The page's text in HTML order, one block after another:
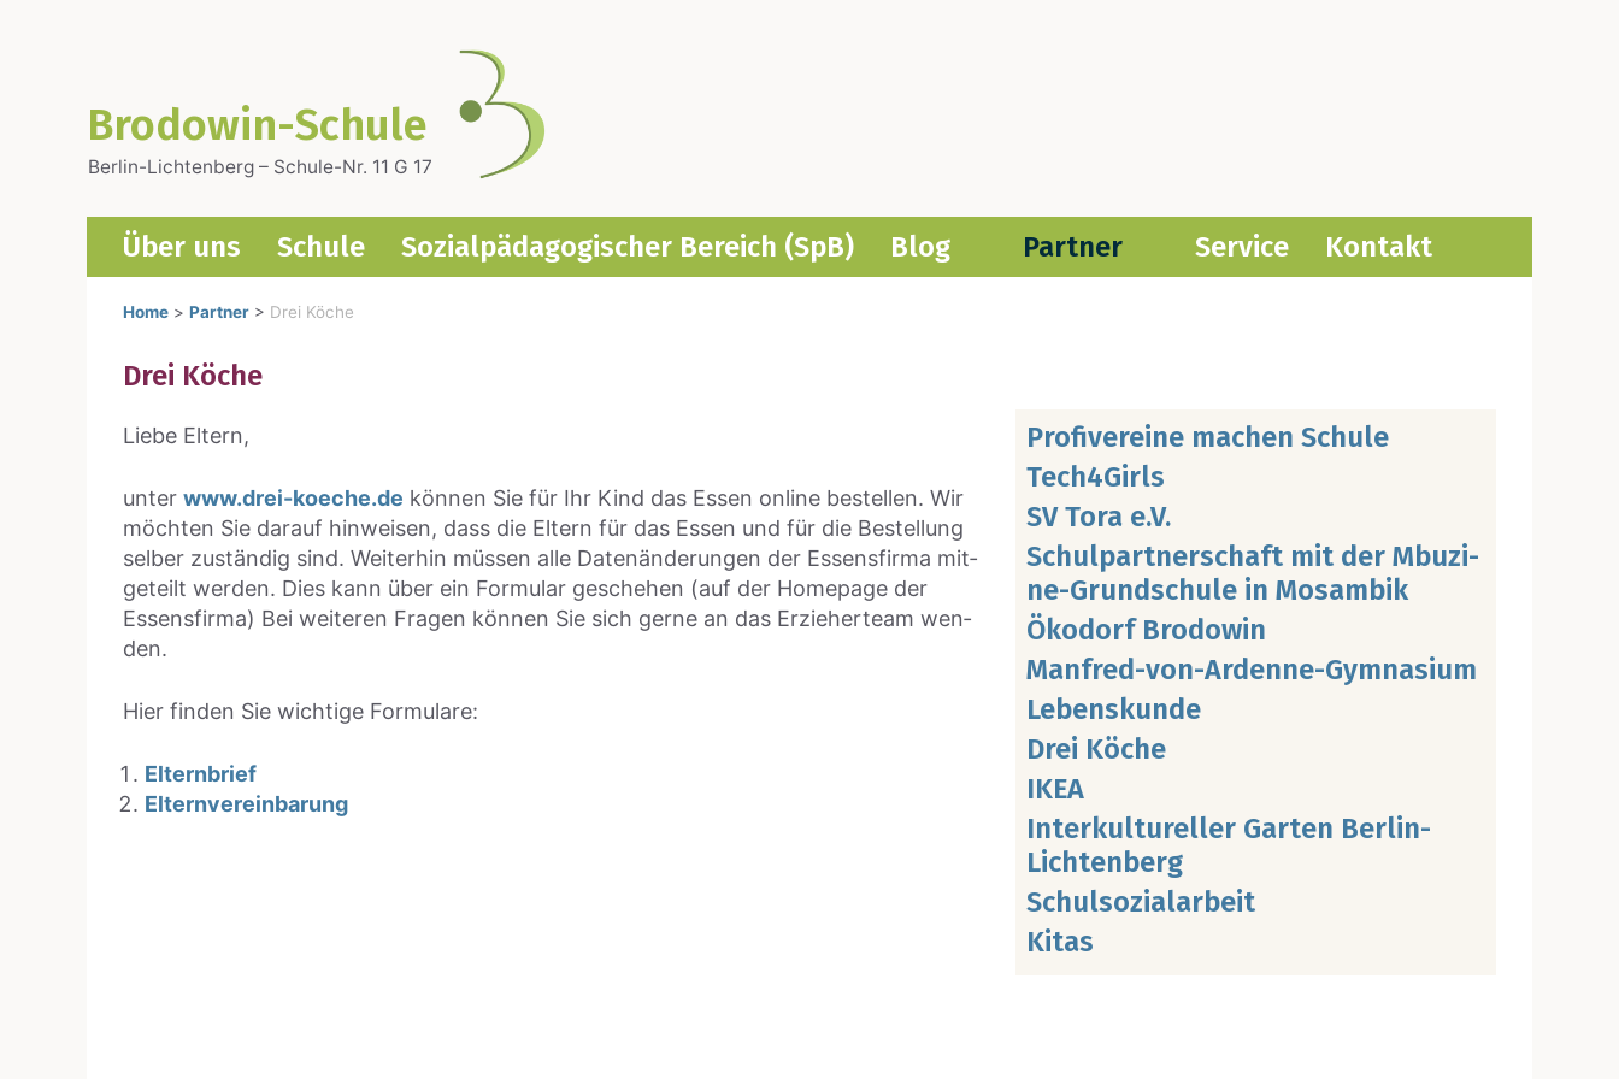
Brodowin-Schule
Berlin-Lichtenberg – Schule-Nr. 11 G 17
Über uns Schu­le Sozi­al­päd­ago­gi­scher Bereich (SpB) Blog Part­ner Ser­vice Kon­takt
Home > Partner > Drei Köche
Drei Köche
Lie­be Eltern,
unter www.drei-koeche.de kön­nen Sie für Ihr Kind das Essen online bestel­len. Wir
möch­ten Sie dar­auf hin­wei­sen, dass die Eltern für das Essen und für die Bestel­lung
sel­ber zustän­dig sind. Wei­ter­hin müs­sen alle Daten­än­de­run­gen der Essens­fir­ma mit­
ge­teilt wer­den. Dies kann über ein For­mu­lar gesche­hen (auf der Home­page der
Essens­fir­ma) Bei wei­te­ren Fra­gen kön­nen Sie sich ger­ne an das Erzie­her­team wen­
den.
Hier fin­den Sie wich­ti­ge For­mu­la­re:
Eltern­brief
Eltern­ver­ein­ba­rung
Pro­fi­ver­ei­ne machen Schu­le
Tech4Girls
SV Tora e.V.
Schul­part­ner­schaft mit der Mbu­zi­
ne-Grund­schu­le in Mosam­bik
Öko­dorf Bro­do­win
Man­fred-von-Arden­ne-Gym­na­si­um
Lebens­kun­de
Drei Köche
IKEA
Inter­kul­tu­rel­ler Gar­ten Ber­lin-
Lich­ten­berg
Schul­so­zi­al­ar­beit
Kitas